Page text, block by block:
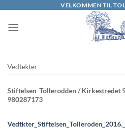
content
VELKOMMEN TIL
Vedtekter
Stiftelsen Tollerodden / Kirkestredet
980287173